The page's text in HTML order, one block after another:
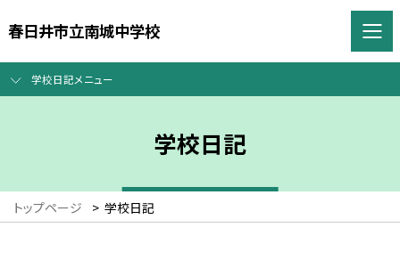
春日井市立南城中学校
学校日記メニュー
学校日記
トップページ > 学校日記